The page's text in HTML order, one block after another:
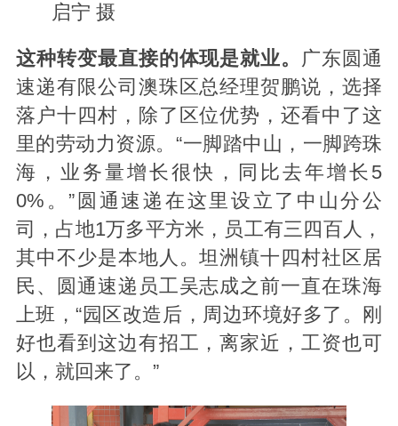
启宁 摄
这种转变最直接的体现是就业。 广东圆通
速递有限公司澳珠区总经理贺鹏说，选择
落户十四村，除了区位优势，还看中了这
里的劳动力资源。“一脚踏中山，一脚跨珠
海，业务量增长很快，同比去年增长5
0%。”圆通速递在这里设立了中山分公
司，占地1万多平方米，员工有三四百人，
其中不少是本地人。坦洲镇十四村社区居
民、圆通速递员工吴志成之前一直在珠海
上班，“园区改造后，周边环境好多了。刚
好也看到这边有招工，离家近，工资也可
以，就回来了。”